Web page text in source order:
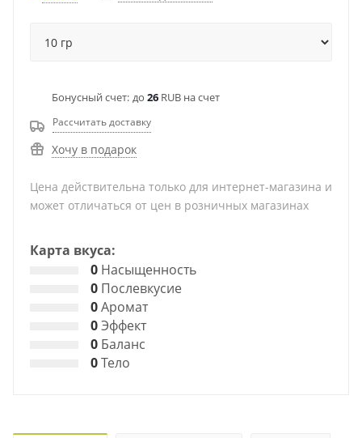
Бонусный счет: до 26 RUB на счет
Рассчитать доставку
Хочу в подарок
Цена действительна только для интернет-магазина и
может отличаться от цен в розничных магазинах
Карта вкуса:
0 Насыщенность
0 Послевкусие
0Аромат
0Эффект
0 Баланс
0Тело